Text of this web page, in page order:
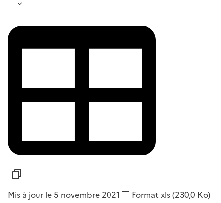
Mis à jour le 5 novembre 2021 Format xls(230,0 Ko)